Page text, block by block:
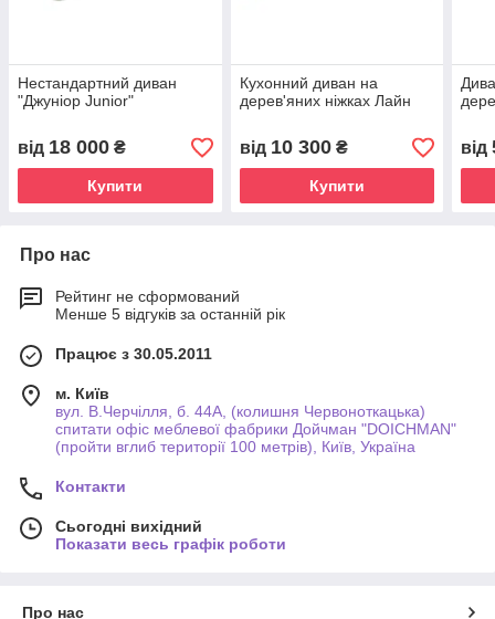
Нестандартний диван
"Джуніор Junior"
від 18 000 ₴
Купити
Кухонний диван на
дерев'яних ніжках Лайн
від 10 300₴
Купити
від
Про нас
Рейтинг не сформований
Менше 5 відгуків за останній рік
Працює з 30.05.2011
м. Київ
вул. В.Черчілля, б. 44А, (колишня Червоноткацька)
спитати офіс меблевої фабрики Дойчман "DOICHMAN"
(пройти вглиб території 100 метрів), Київ, Україна
Контакти
Сьогодні вихідний
Показати весь графік роботи
Про нас